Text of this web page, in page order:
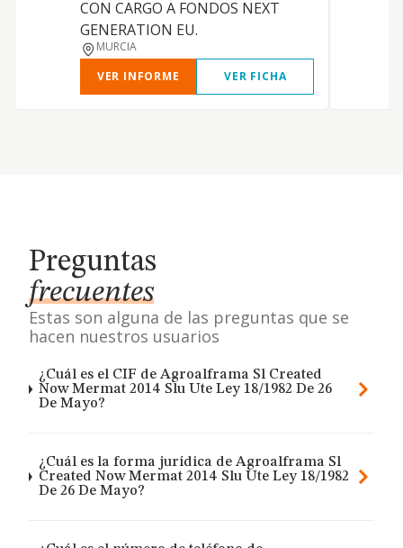
CON CARGO A FONDOS NEXT
GENERATION EU.
MURCIA
VER INFORME
VER FICHA
Preguntas
frecuentes
Estas son alguna de las preguntas que se
hacen nuestros usuarios
¿Cuál es el CIF de Agroalframa Sl Created
Now Mermat 2014 Slu Ute Ley 18/1982 De 26
De Mayo?
¿Cuál es la forma jurídica de Agroalframa Sl
Created Now Mermat 2014 Slu Ute Ley 18/1982
De 26 De Mayo?